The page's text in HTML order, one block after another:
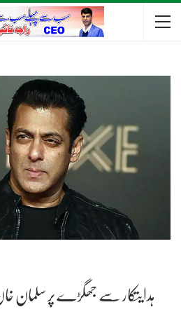
ہدایتکار سے جھگڑے پر سلمان